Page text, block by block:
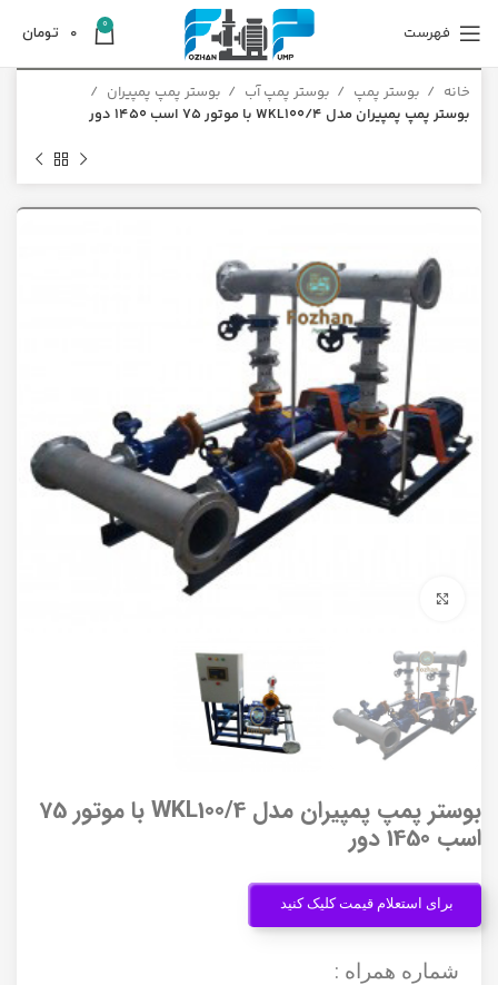
فهرست 0
0 تومان
خانه بوستر پمپ بوستر پمپ آب
بوستر پمپ پمپیران
بوستر پمپ پمپیران مدل WKL100/4 با موتور 75 اسب 1450 دور
بوستر پمپ پمپیران مدل WKL100/4 با موتور 75
اسب 1450 دور
برای استعلام قیمت کلیک کنید
شماره همراه :